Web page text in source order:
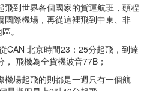
到世界各個國家的貨運航班，頭程
國際機場，再從這裡飛到中東、非
。
CAN 北京時間23：25分起飛，到達
飛機為全貨機波音77B；
場起飛的則都是一週只有一個航